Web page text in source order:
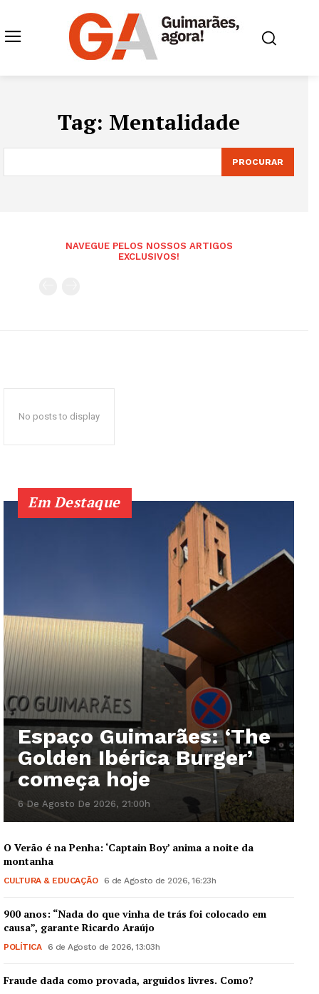
Tag: Mentalidade
PROCURAR
NAVEGUE PELOS NOSSOS ARTIGOS
EXCLUSIVOS!
No posts to display
Em Destaque
Espaço Guimarães: ‘The
Golden Ibérica Burger’
começa hoje
6 De Agosto De 2026, 21:00h
O Verão é na Penha: ‘Captain Boy’ anima a noite da
montanha
CULTURA & EDUCAÇÃO 6 de Agosto de 2026, 16:23h
900 anos: “Nada do que vinha de trás foi colocado em
causa”, garante Ricardo Araújo
POLÍTICA 6 de Agosto de 2026, 13:03h
Fraude dada como provada, arguidos livres. Como?